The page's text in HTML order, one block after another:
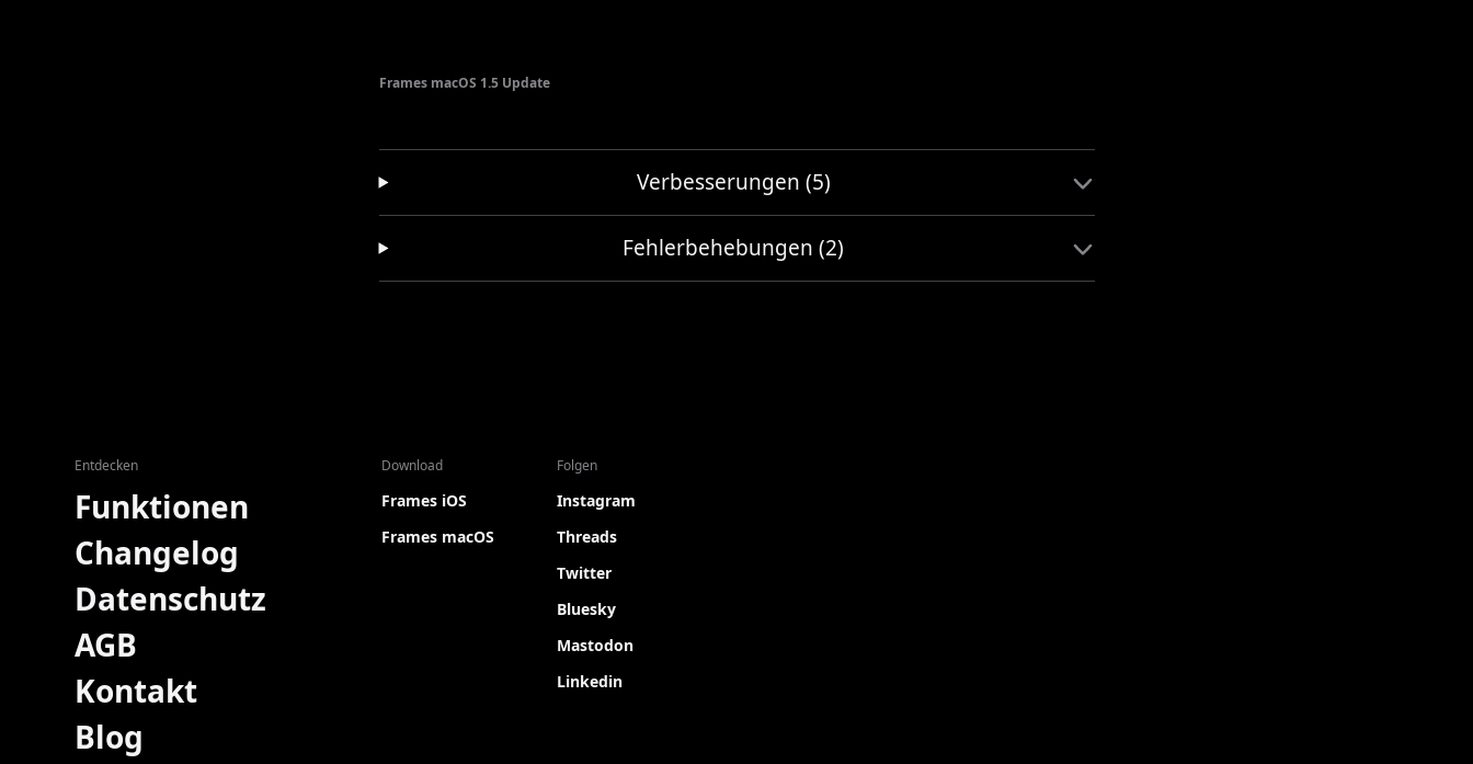
Frames macOS 1.5 Update
Verbesserungen (5)
Fehlerbehebungen (2)
Entdecken
Funktionen
Changelog
Datenschutz
AGB
Kontakt
Blog
Download
Frames iOS
Frames macOS
Folgen
Instagram
Threads
Twitter
Bluesky
Mastodon
Linkedin